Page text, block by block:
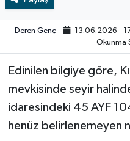
Deren Genç 13.06.2026 -
Okunma
Edinilen bilgiye göre,
mevkisinde seyir
idaresindeki 45 AYF
henüz belirlenemeyen
Vefat
Video